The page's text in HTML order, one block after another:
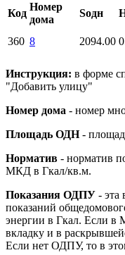
Код
Номер
дома
Sодн
360 8 2094.00
Инструкция: в форме
"Добавить улицу"
Номер дома - номер
Площадь ОДН-
Норматив - норматив
МКД в Гкал/кв.м.
Показания ОДПУ - эта
показаний
энергии в Гкал. Если в
вкладку и в
Если нет ОДПУ, то в